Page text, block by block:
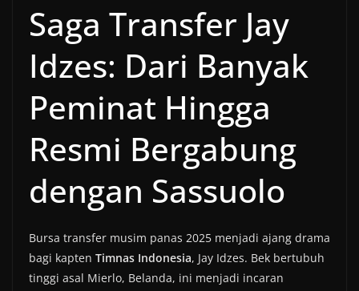
Saga Transfer Jay
Idzes: Dari Banyak
Peminat Hingga
Resmi Bergabung
dengan Sassuolo
Bursa transfer musim panas 2025 menjadi ajang drama
bagi kapten Timnas Indonesia, Jay Idzes. Bek bertubuh
tinggi asal Mierlo, Belanda, ini menjadi incaran